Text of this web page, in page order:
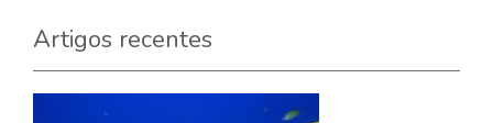
Artigos recentes